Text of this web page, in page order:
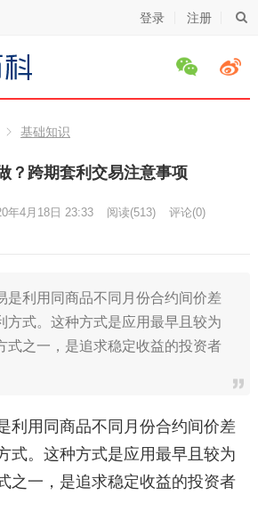
登录 注册
基础知识
？跨期套利交易注意事项
年4月18日 23:33 阅读(513) 评论(0)
利用同商品不同月份合约间价差
方式。这种方式是应用最早且较为
式之一，是追求稳定收益的投资者
用同商品不同月份合约间价差
式。这种方式是应用最早且较为
之一，是追求稳定收益的投资者